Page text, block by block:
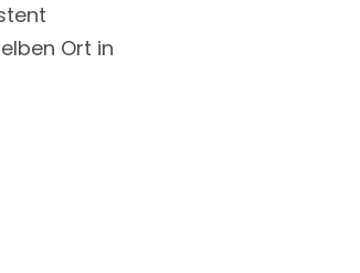
Ort in